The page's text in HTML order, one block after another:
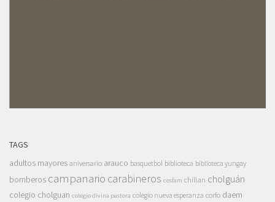
TAGS
adultos mayores aniversario arauco basquetbol biblioteca biblioteca yungay
bomberos campanario carabineros cesfam chillan cholguán
colegio cholguan colegio divina pastora colegio nueva esperanza corfo daem